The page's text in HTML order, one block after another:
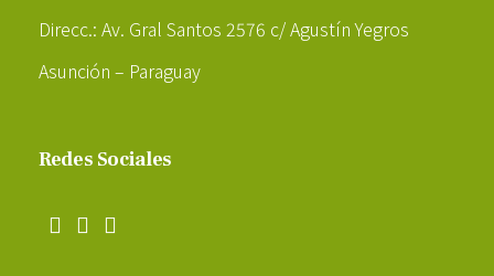
Direcc.: Av. Gral Santos 2576 c/ Agustín Yegros
Asunción – Paraguay
Redes Sociales